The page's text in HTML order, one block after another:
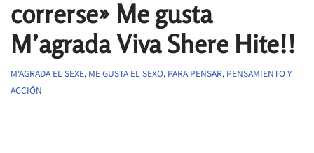
correrse» Me gusta
M’agrada Viva Shere Hite!!
M'AGRADA EL SEXE, ME GUSTA EL SEXO, PARA PENSAR, PENSAMIENTO Y
ACCIÓN